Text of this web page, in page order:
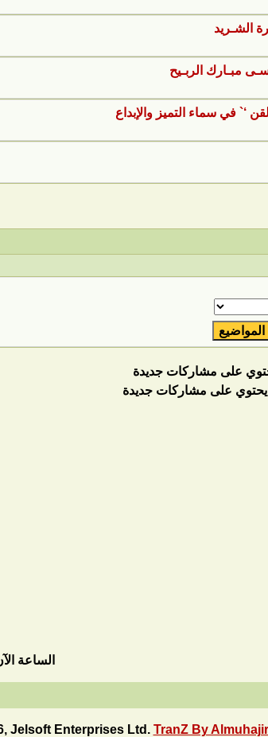
الشـريد
مبـارك الربـيح
‘` في سماء التميز والإبداع
على مشاركات جديدة
على مشاركات جديدة
الساعة
Jelsoft Enterprises Ltd. TranZ By Almuhajir